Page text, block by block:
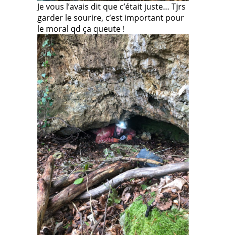
Je vous l’avais dit que c’était juste… Tjrs
garder le sourire, c’est important pour
le moral qd ça queute !